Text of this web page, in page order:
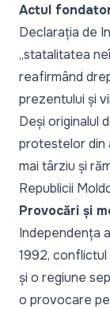
Actul
Declarația de
„statalitatea
reafirmând
prezentului și
Deși originalul
protestelor din
mai târziu și
Republicii
Provocări și
Independența
1992,
și o regiune
o provocare